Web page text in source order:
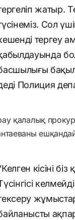
жатыр.
Сол
тергеу
Полиция
қалалық
кісіні